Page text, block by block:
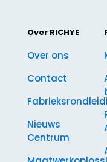
Over RICHYE
Over ons
Contact
Nieuws
Centrum